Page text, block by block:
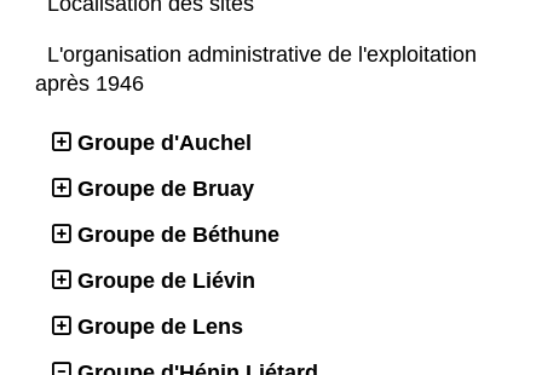
L'organisation administrative de l'exploitation
après 1946
Groupe d'Auchel
Groupe de Bruay
Groupe de Béthune
Groupe de Liévin
Groupe de Lens